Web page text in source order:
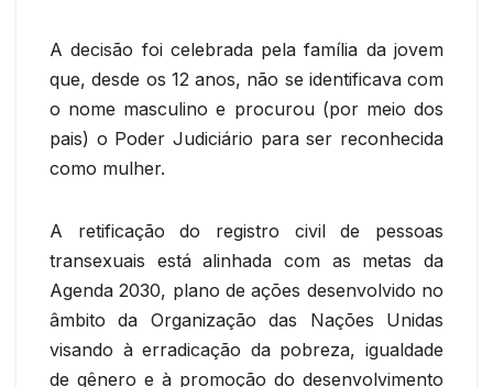
A decisão foi celebrada pela família da jovem
que, desde os 12 anos, não se identificava com
o nome masculino e procurou (por meio dos
pais) o Poder Judiciário para ser reconhecida
como mulher.
A retificação do registro civil de pessoas
transexuais está alinhada com as metas da
Agenda 2030, plano de ações desenvolvido no
âmbito da Organização das Nações Unidas
visando à erradicação da pobreza, igualdade
de gênero e à promoção do desenvolvimento